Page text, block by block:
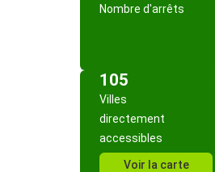
Nombre d'arrêts
105
Villes
directement
accessibles
Voir la carte